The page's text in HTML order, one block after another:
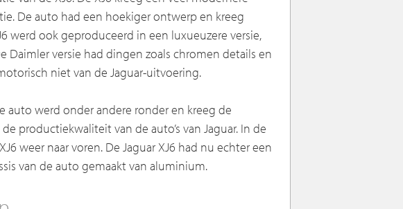
De auto had een hoekiger ontwerp en kreeg
werd ook geproduceerd in een luxueuzere versie,
Daimler versie had dingen zoals chromen details en
niet van de Jaguar-uitvoering.
auto werd onder andere ronder en kreeg de
productiekwaliteit van de auto’s van Jaguar. In de
weer naar voren. De Jaguar XJ6 had nu echter een
van de auto gemaakt van aluminium.